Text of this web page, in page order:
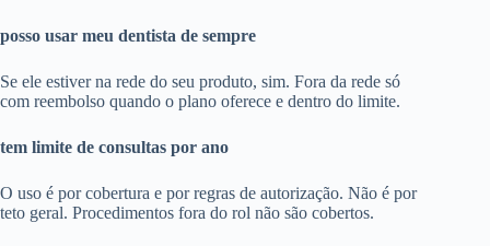
posso usar meu dentista de sempre
Se ele estiver na rede do seu produto, sim. Fora da rede só
com reembolso quando o plano oferece e dentro do limite.
tem limite de consultas por ano
O uso é por cobertura e por regras de autorização. Não é por
teto geral. Procedimentos fora do rol não são cobertos.